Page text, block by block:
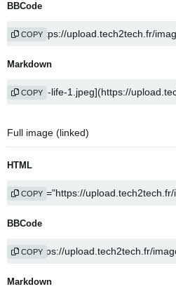
BBCode
COPY
Markdown
COPY
Full image (linked)
HTML
COPY
BBCode
COPY
Markdown